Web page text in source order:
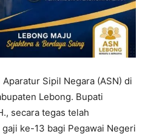
Aparatur Sipil Negara (ASN) di
Lebong. Bupati
secara tegas telah
ke-13 bagi Pegawai Negeri